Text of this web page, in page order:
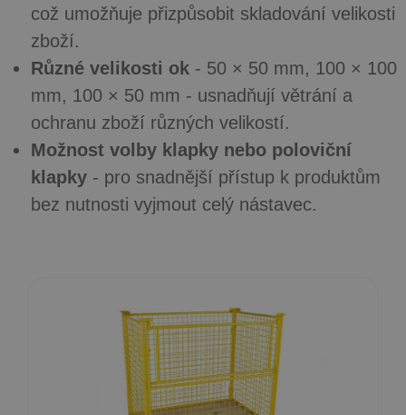
což umožňuje přizpůsobit skladování velikosti
zboží.
Různé velikosti ok - 50 × 50 mm, 100 × 100
mm, 100 × 50 mm - usnadňují větrání a
ochranu zboží různých velikostí.
Možnost volby klapky nebo poloviční
klapky - pro snadnější přístup k produktům
bez nutnosti vyjmout celý nástavec.